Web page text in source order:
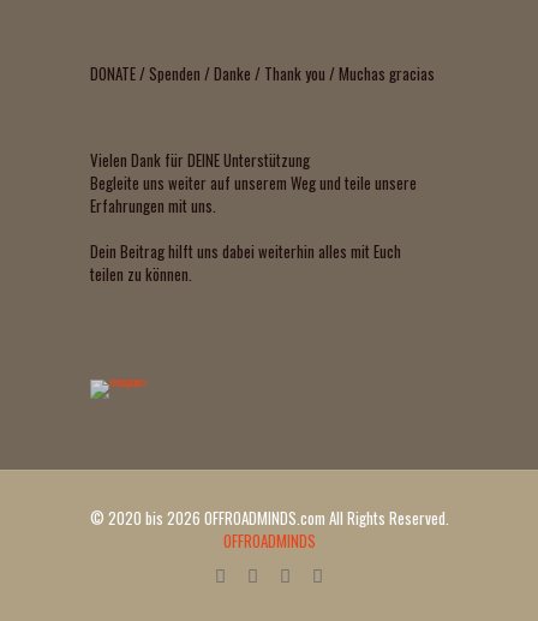
DONATE / Spenden / Danke / Thank you / Muchas gracias
Vielen Dank für DEINE Unterstützung
Begleite uns weiter auf unserem Weg und teile unsere
Erfahrungen mit uns.
Dein Beitrag hilft uns dabei weiterhin alles mit Euch
teilen zu können.
© 2020 bis 2026 OFFROADMINDS.com All Rights Reserved.
OFFROADMINDS